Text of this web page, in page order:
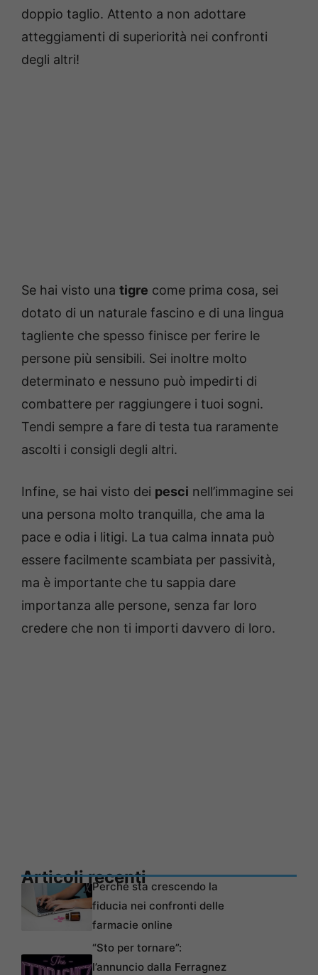
doppio taglio. Attento a non adottare
atteggiamenti di superiorità nei confronti
degli altri!
Se hai visto una tigre come prima cosa, sei
dotato di un naturale fascino e di una lingua
tagliente che spesso finisce per ferire le
persone più sensibili. Sei inoltre molto
determinato e nessuno può impedirti di
combattere per raggiungere i tuoi sogni.
Tendi sempre a fare di testa tua raramente
ascolti i consigli degli altri.
Infine, se hai visto dei pesci nell’immagine sei
una persona molto tranquilla, che ama la
pace e odia i litigi. La tua calma innata può
essere facilmente scambiata per passività,
ma è importante che tu sappia dare
importanza alle persone, senza far loro
credere che non ti importi davvero di loro.
Articoli recentiPerché sta crescendo la
fiducia nei confronti delle
farmacie online
“Sto per tornare”:
l’annuncio dalla Ferragnez